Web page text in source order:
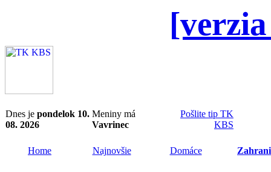
Dnes je pondelok 10.
08. 2026
Meniny má
Vavrinec
Pošlite tip TK
KBS
Home Najnovšie Domáce